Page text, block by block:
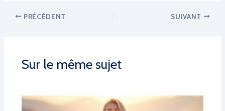
PRÉCÉDENT SUIVANT
Sur le même sujet